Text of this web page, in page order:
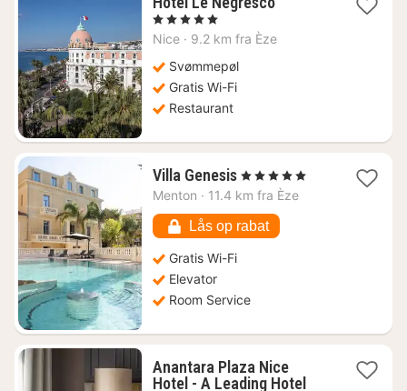
fra
, 5 Stjerner
Nice · 9.2 km fra Èze
Svømmepøl
Gratis Wi-Fi
Restaurant
Villa Genesis1
nat
2423
kr.
, 5 Stjerner
Menton · 11.4 km fra Èze
Lås op rabat
Gratis Wi-Fi
Elevator
Room Service
Anantara Plaza Nice
Hotel - A Leading Hotel